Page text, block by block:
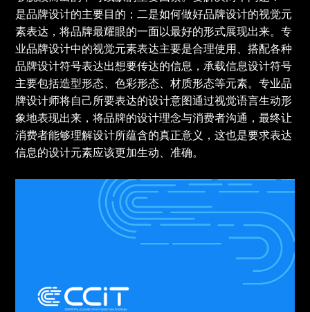
是品牌设计的主要目的；二是如何做好品牌设计的视觉元
素表达，将品牌最耀眼的一面以最好的形式展现出来。专
业品牌设计中的视觉元素表达主要是合理使用、搭配各种
品牌设计符号表达出想要传达的信息，承载信息设计符号
主要包括造型形态、色彩形态、材质形态等元素。专业品
牌设计师将自己所要表达的设计意图通过视觉语言生动形
象地表现出来，将品牌的设计理念与消费者沟通，最终让
消费者能够理解设计所蕴含的真正意义，这也是要求表达
信息的设计元素应该更加生动、准确。